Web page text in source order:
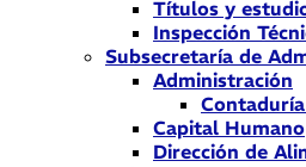
Títulos y
Inspección
Subsecretaría de
Administración
Capital Humano
Dirección de